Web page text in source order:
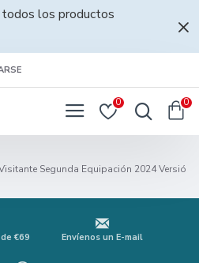
todos los productos
0 0
Segunda Equipación 2024 Versió
€69 Envíenos un E-mail